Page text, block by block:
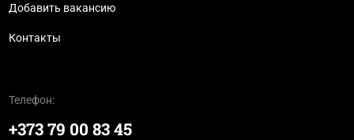
Добавить вакансию
Контакты
Телефон:
+373 79 00 83 45